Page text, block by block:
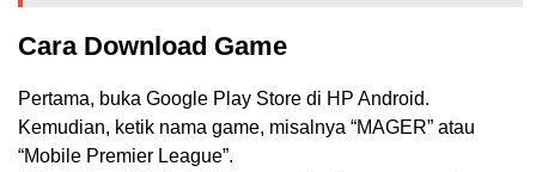
Cara Download Game
Pertama, buka Google Play Store di HP Android.
Kemudian, ketik nama game, misalnya “MAGER” atau
“Mobile Premier League”.